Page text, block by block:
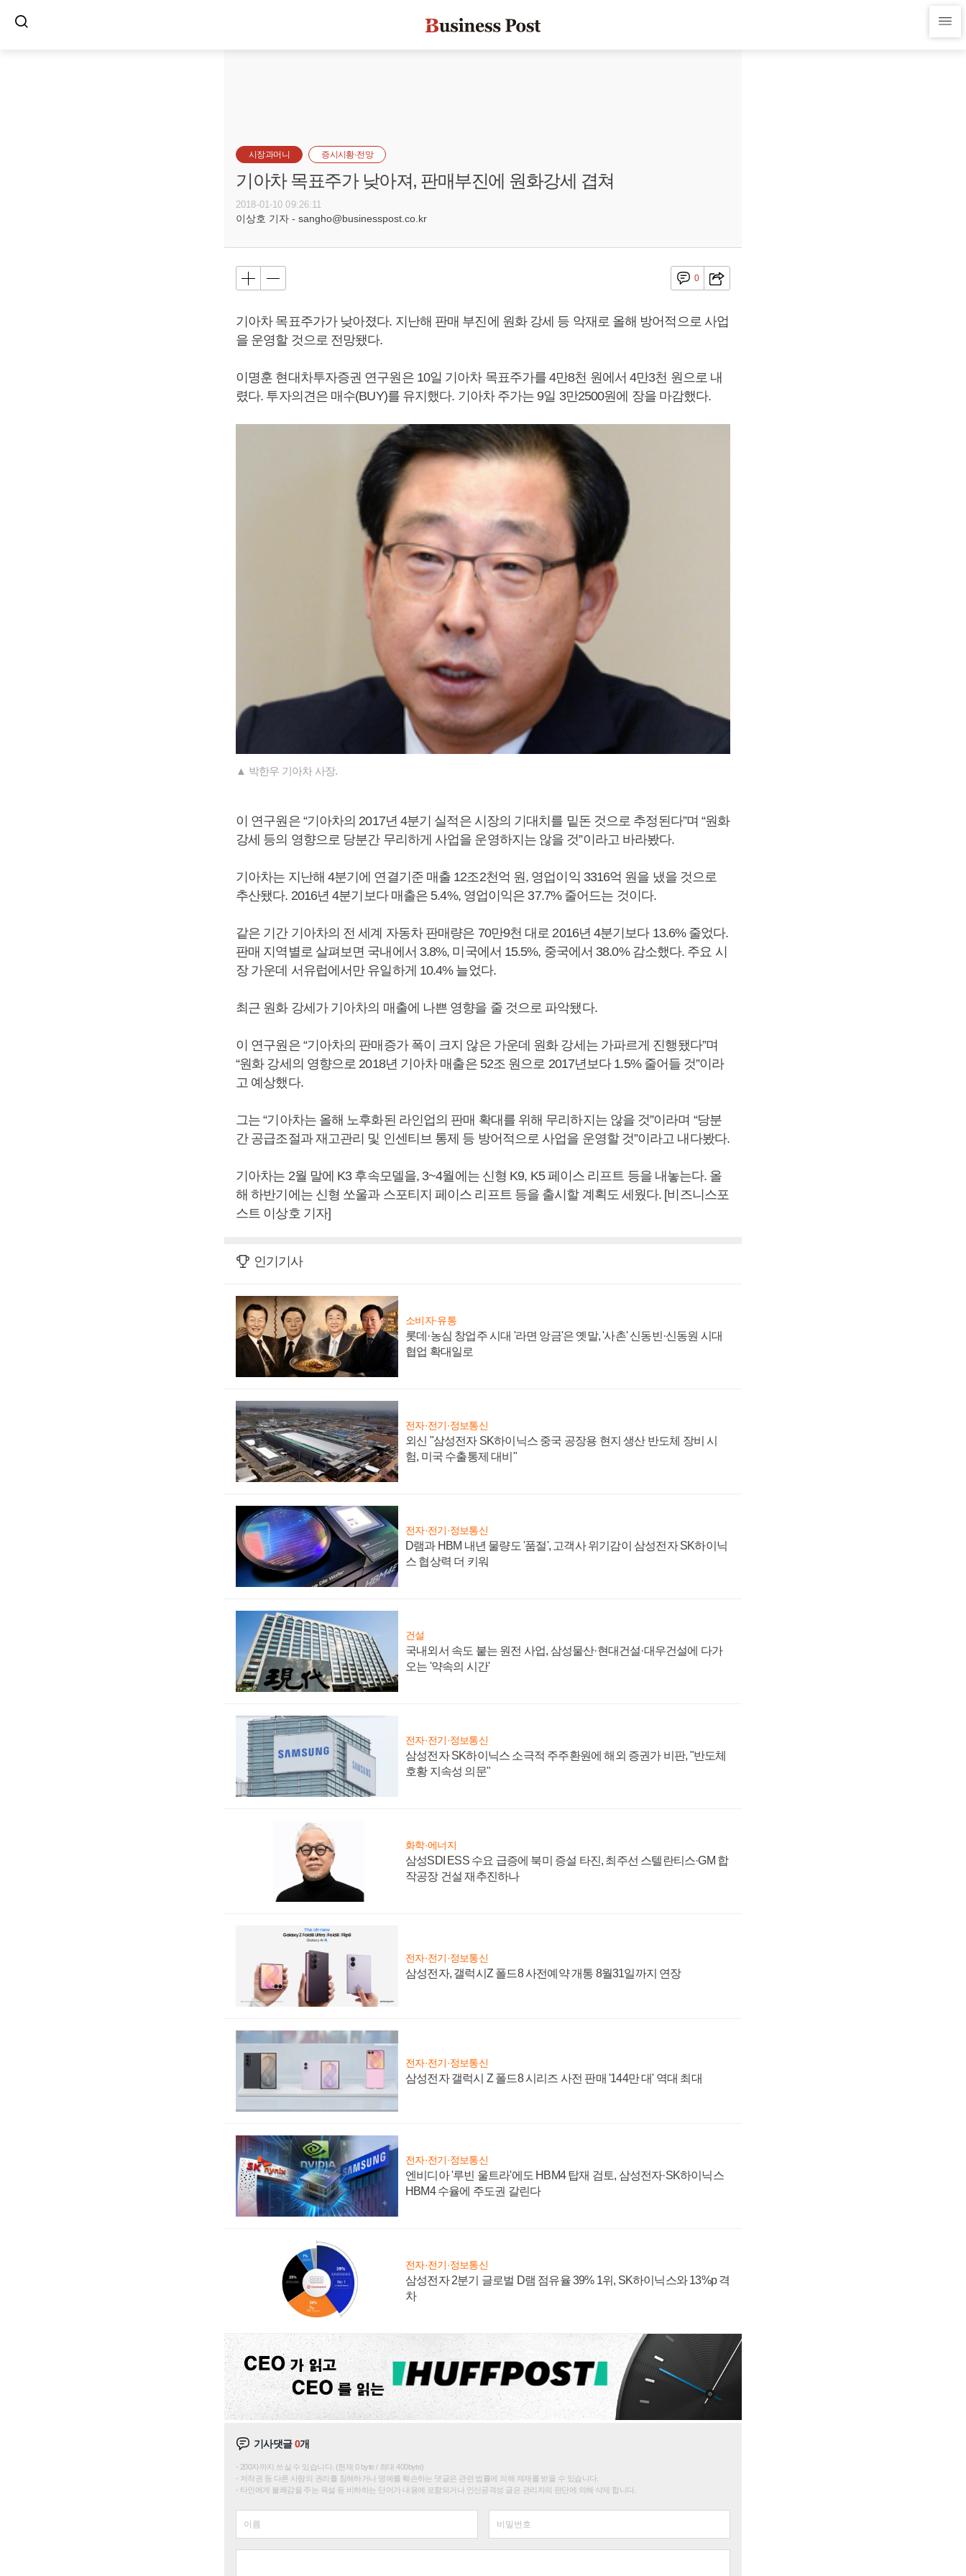
시장과머니 증시시황·전망
기아차 목표주가 낮아져, 판매부진에 원화강세 겹쳐
2018-01-10 09:26:11
이상호 기자 - sangho@businesspost.co.kr
0
기아차 목표주가가 낮아졌다. 지난해 판매 부진에 원화 강세 등 악재로 올해 방어적으로 사업
을 운영할 것으로 전망됐다.
이명훈 현대차투자증권 연구원은 10일 기아차 목표주가를 4만8천 원에서 4만3천 원으로 내
렸다. 투자의견은 매수(BUY)를 유지했다. 기아차 주가는 9일 3만2500원에 장을 마감했다.
▲ 박한우 기아차 사장.
이 연구원은 “기아차의 2017년 4분기 실적은 시장의 기대치를 밑돈 것으로 추정된다”며 “원화
강세 등의 영향으로 당분간 무리하게 사업을 운영하지는 않을 것”이라고 바라봤다.
기아차는 지난해 4분기에 연결기준 매출 12조2천억 원, 영업이익 3316억 원을 냈을 것으로
추산됐다. 2016년 4분기보다 매출은 5.4%, 영업이익은 37.7% 줄어드는 것이다.
같은 기간 기아차의 전 세계 자동차 판매량은 70만9천 대로 2016년 4분기보다 13.6% 줄었다.
판매 지역별로 살펴보면 국내에서 3.8%, 미국에서 15.5%, 중국에서 38.0% 감소했다. 주요 시
장 가운데 서유럽에서만 유일하게 10.4% 늘었다.
최근 원화 강세가 기아차의 매출에 나쁜 영향을 줄 것으로 파악됐다.
이 연구원은 “기아차의 판매증가 폭이 크지 않은 가운데 원화 강세는 가파르게 진행됐다”며
“원화 강세의 영향으로 2018년 기아차 매출은 52조 원으로 2017년보다 1.5% 줄어들 것”이라
고 예상했다.
그는 “기아차는 올해 노후화된 라인업의 판매 확대를 위해 무리하지는 않을 것”이라며 “당분
간 공급조절과 재고관리 및 인센티브 통제 등 방어적으로 사업을 운영할 것”이라고 내다봤다.
기아차는 2월 말에 K3 후속모델을, 3~4월에는 신형 K9, K5 페이스 리프트 등을 내놓는다. 올
해 하반기에는 신형 쏘울과 스포티지 페이스 리프트 등을 출시할 계획도 세웠다. [비즈니스포
스트 이상호 기자]
인기기사
소비자·유통
롯데·농심 창업주 시대 '라면 앙금'은 옛말, '사촌' 신동빈·신동원 시대
협업 확대일로
전자·전기·정보통신
외신 "삼성전자 SK하이닉스 중국 공장용 현지 생산 반도체 장비 시
험, 미국 수출통제 대비"
전자·전기·정보통신
D램과 HBM 내년 물량도 '품절', 고객사 위기감이 삼성전자 SK하이닉
스 협상력 더 키워
건설
국내외서 속도 붙는 원전 사업, 삼성물산·현대건설·대우건설에 다가
오는 '약속의 시간'
전자·전기·정보통신
삼성전자 SK하이닉스 소극적 주주환원에 해외 증권가 비판, "반도체
호황 지속성 의문"
화학·에너지
삼성SDI ESS 수요 급증에 북미 증설 타진, 최주선 스텔란티스·GM 합
작공장 건설 재추진하나
전자·전기·정보통신
삼성전자, 갤럭시Z 폴드8 사전예약 개통 8월31일까지 연장
전자·전기·정보통신
삼성전자 갤럭시 Z 폴드8 시리즈 사전 판매 '144만 대' 역대 최대
전자·전기·정보통신
엔비디아 '루빈 울트라'에도 HBM4 탑재 검토, 삼성전자·SK하이닉스
HBM4 수율에 주도권 갈린다
전자·전기·정보통신
삼성전자 2분기 글로벌 D램 점유율 39% 1위, SK하이닉스와 13%p 격
차
기사댓글0개
200자까지 쓰실 수 있습니다. (현재 0 byte / 최대 400byte)
저작권 등 다른 사람의 권리를 침해하거나 명예를 훼손하는 댓글은 관련 법률에 의해 제재를 받을 수 있습니다.
타인에게 불쾌감을 주는 욕설 등 비하하는 단어가 내용에 포함되거나 인신공격성 글은 관리자의 판단에 의해 삭제 합니다.